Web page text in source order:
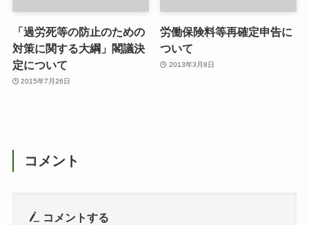
「過労死等の防止のための
対策に関する大綱」閣議決
定について
2015年7月26日
労働保険料等再確定申告に
ついて
2013年3月8日
コメント
コメントする